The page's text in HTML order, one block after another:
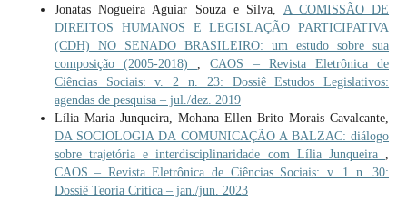
Jonatas Nogueira Aguiar Souza e Silva, A COMISSÃO DE
DIREITOS HUMANOS E LEGISLAÇÃO PARTICIPATIVA
(CDH) NO SENADO BRASILEIRO: um estudo sobre sua
composição (2005-2018)
,CAOS – Revista Eletrônica de
Ciências Sociais: v. 2 n. 23: Dossiê Estudos Legislativos:
agendas de pesquisa – jul./dez. 2019
Lília Maria Junqueira, Mohana Ellen Brito Morais Cavalcante,
DA SOCIOLOGIA DA COMUNICAÇÃO A BALZAC: diálogo
sobre trajetória e interdisciplinaridade com Lília Junqueira
CAOS – Revista Eletrônica de Ciências Sociais: v. 1 n. 30:
Dossiê Teoria Crítica – jan./jun. 2023